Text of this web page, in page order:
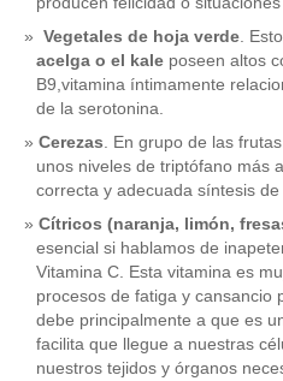
Vegetales de hoja verde.
acelga o el kale poseen altos
B9,vitamina íntimamente
de la serotonina.
Cerezas. En grupo de las
unos niveles de triptófano más
correcta y adecuada síntesis
Cítricos (naranja, limón,
esencial si hablamos de
Vitamina C. Esta vitamina es
procesos de fatiga y cansancio
debe principalmente a que es
facilita que llegue a nuestras
nuestros tejidos y órganos